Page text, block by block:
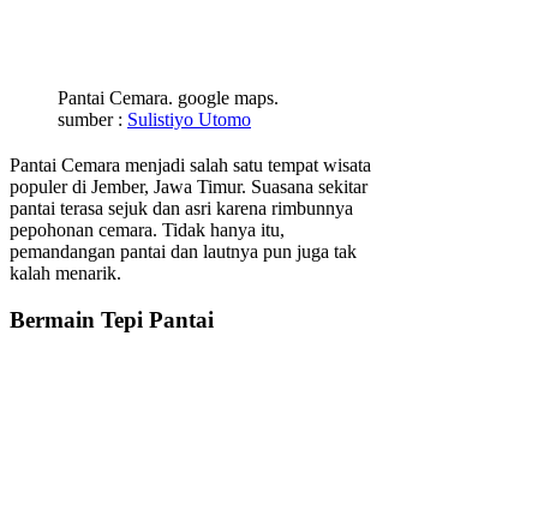
Pantai Cemara. google maps.
sumber : Sulistiyo Utomo
Pantai Cemara menjadi salah satu tempat wisata
populer di Jember, Jawa Timur. Suasana sekitar
pantai terasa sejuk dan asri karena rimbunnya
pepohonan cemara. Tidak hanya itu,
pemandangan pantai dan lautnya pun juga tak
kalah menarik.
Bermain Tepi Pantai